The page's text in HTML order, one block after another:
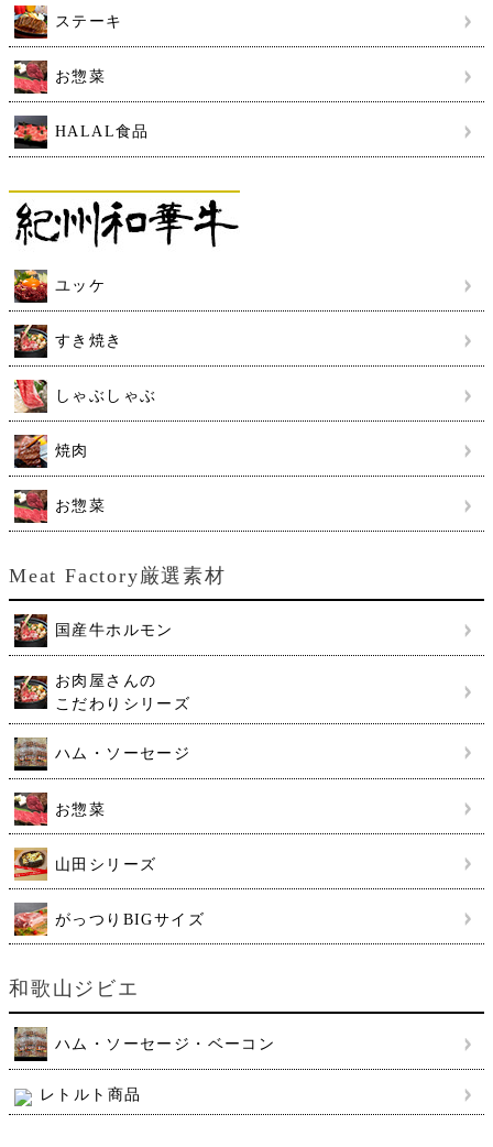
ステーキ
お惣菜
HALAL食品
ユッケ
すき焼き
しゃぶしゃぶ
焼肉
お惣菜
Meat Factory厳選素材
国産牛ホルモン
お肉屋さんの
こだわりシリーズ
ハム・ソーセージ
お惣菜
山田シリーズ
がっつりBIGサイズ
和歌山ジビエ
ハム・ソーセージ・ベーコン
レトルト商品